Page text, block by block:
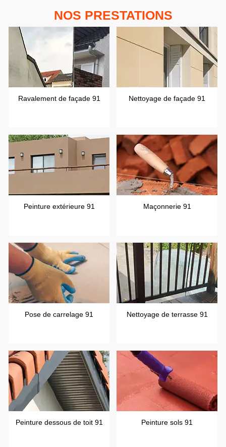
NOS PRESTATIONS
Ravalement de façade 91 Nettoyage de façade 91
Peinture extérieure 91 Maçonnerie 91
Pose de carrelage 91 Nettoyage de terrasse 91
Peinture dessous de toit 91 Peinture sols 91